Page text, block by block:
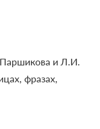
и Л.И.
фразах,